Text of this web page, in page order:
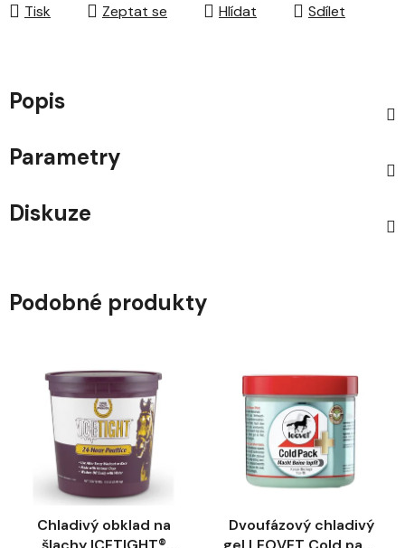
Tisk Zeptat se Hlídat Sdílet
Popis
Parametry
Diskuze
Podobné produkty
Chladivý obklad na
Dvoufázový chladivý